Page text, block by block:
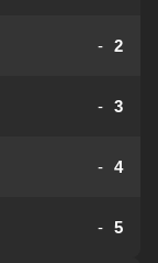
2
-
3
-
4
-
5
-